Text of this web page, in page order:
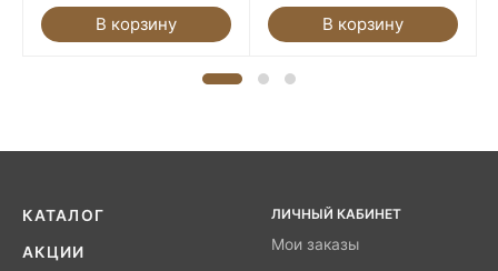
В корзину В корзину
КАТАЛОГ
АКЦИИ
ЛИЧНЫЙ КАБИНЕТ
Мои заказы